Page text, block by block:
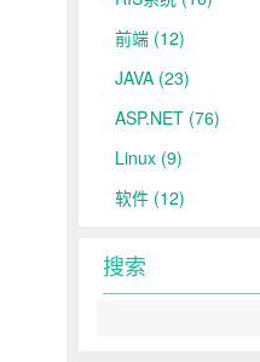
前端 (12)
JAVA (23)
ASP.NET (76)
Linux (9)
软件 (12)
搜索